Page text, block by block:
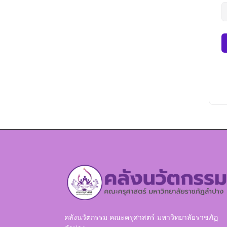
คลังนวัตกรรม คณะครุศาสตร์ มหาวิทยาลัยราชภัฏ